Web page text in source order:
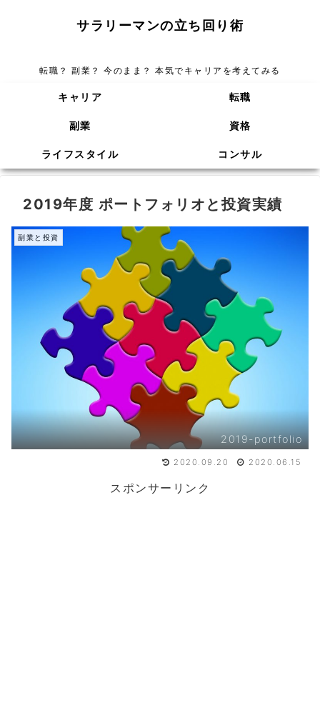
サラリーマンの立ち回り術
転職？ 副業？ 今のまま？ 本気でキャリアを考えてみる
キャリア 転職
副業 資格
ライフスタイル コンサル
2019年度 ポートフォリオと投資実績
副業と投資
2019-portfolio
2020.09.20 2020.06.15
スポンサーリンク